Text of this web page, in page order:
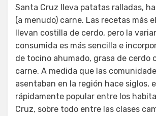
Santa Cruz lleva patatas ralladas,
(a menudo) carne. Las recetas más
llevan costilla de cerdo, pero la
consumida es más sencilla e
de tocino ahumado, grasa de cerdo
carne. A medida que las
asentaban en la región hace siglos,
rápidamente popular entre los
Cruz, sobre todo entre las clases